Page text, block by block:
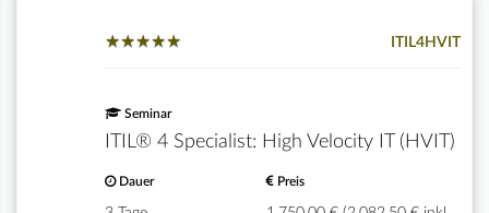
★★★★★
★★★★★ ITIL4HVIT
Seminar
ITIL® 4 Specialist: High Velocity IT (HVIT)
Dauer Preis